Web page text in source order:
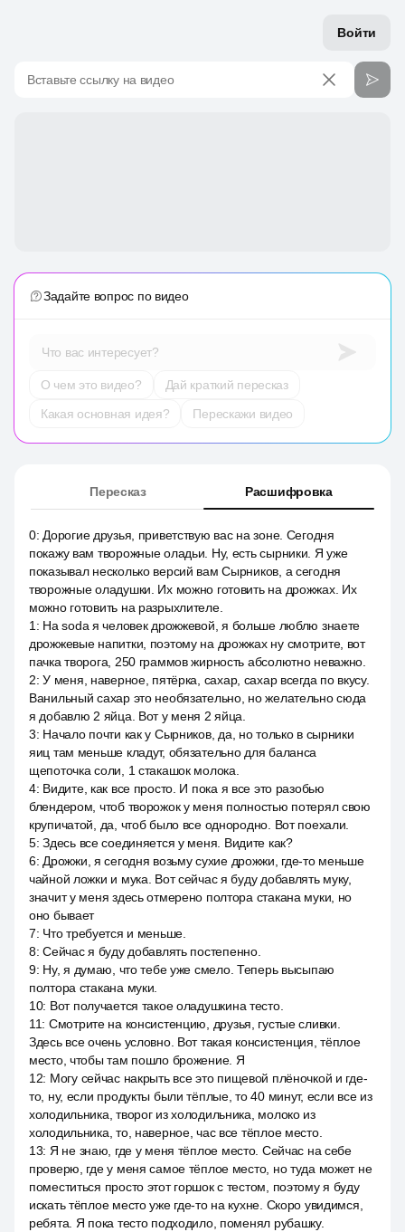
Войти
Вставьте ссылку на видео
Задайте вопрос по видео
Что вас интересует?
О чем это видео?
Дай краткий пересказ
Какая основная идея?
Перескажи видео
Пересказ Расшифровка
0: Дорогие друзья, приветствую вас на зоне. Сегодня
покажу вам творожные оладьи. Ну, есть сырники. Я уже
показывал несколько версий вам Сырников, а сегодня
творожные оладушки. Их можно готовить на дрожжах. Их
можно готовить на разрыхлителе.
1 : На soda я человек дрожжевой, я больше люблю знаете
дрожжевые напитки, поэтому на дрожжах ну смотрите, вот
пачка творога, 250 граммов жирность абсолютно неважно.
2:У меня, наверное, пятёрка, сахар, сахар всегда по вкусу.
Ванильный сахар это необязательно, но желательно сюда
я добавлю 2 яйца. Вот у меня 2 яйца.
3: Начало почти как у Сырников, да, но только в сырники
яиц там меньше кладут, обязательно для баланса
щепоточка соли, 1 стакашок молока.
4: Видите, как все просто. И пока я все это разобью
блендером, чтоб творожок у меня полностью потерял свою
крупичатой, да, чтоб было все однородно. Вот поехали.
5:Здесь все соединяется у меня. Видите как?
6: Дрожжи, я сегодня возьму сухие дрожжи, где-то меньше
чайной ложки и мука. Вот сейчас я буду добавлять муку,
значит у меня здесь отмерено полтора стакана муки, но
оно бывает
7: Что требуется и меньше.
8:Сейчас я буду добавлять постепенно.
9: Ну, я думаю, что тебе уже смело. Теперь высыпаю
полтора стакана муки.
10: Вот получается такое оладушкина тесто.
11: Смотрите на консистенцию, друзья, густые сливки.
Здесь все очень условно. Вот такая консистенция, тёплое
место, чтобы там пошло брожение. Я
12: Могу сейчас накрыть все это пищевой плёночкой и где-
то, ну, если продукты были тёплые, то 40 минут, если все из
холодильника, творог из холодильника, молоко из
холодильника, то, наверное, час все тёплое место.
13: Я не знаю, где у меня тёплое место. Сейчас на себе
проверю, где у меня самое тёплое место, но туда может не
поместиться просто этот горшок с тестом, поэтому я буду
искать тёплое место уже где-то на кухне. Скоро увидимся,
ребята. Я пока тесто подходило, поменял рубашку.